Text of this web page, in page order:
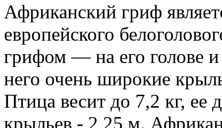
Африканский гриф
европейского
грифом — на его голове и
него очень широкие
Птица весит до 7,2 кг, ее
крыльев - 2,25 м.